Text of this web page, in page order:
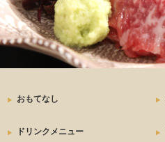
おもてなし
ドリンクメニュー